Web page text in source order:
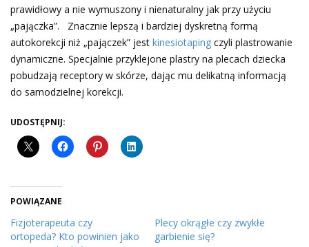
prawidłowy a nie wymuszony i nienaturalny jak przy użyciu
„pajączka”. Znacznie lepszą i bardziej dyskretną formą
autokorekcji niż „pajączek” jest kinesiotaping czyli plastrowanie
dynamiczne. Specjalnie przyklejone plastry na plecach dziecka
pobudzają receptory w skórze, dając mu delikatną informacją
do samodzielnej korekcji.
UDOSTĘPNIJ:
POWIĄZANE
Fizjoterapeuta czy
ortopeda? Kto powinien jako
Plecy okrągłe czy zwykłe
garbienie się?